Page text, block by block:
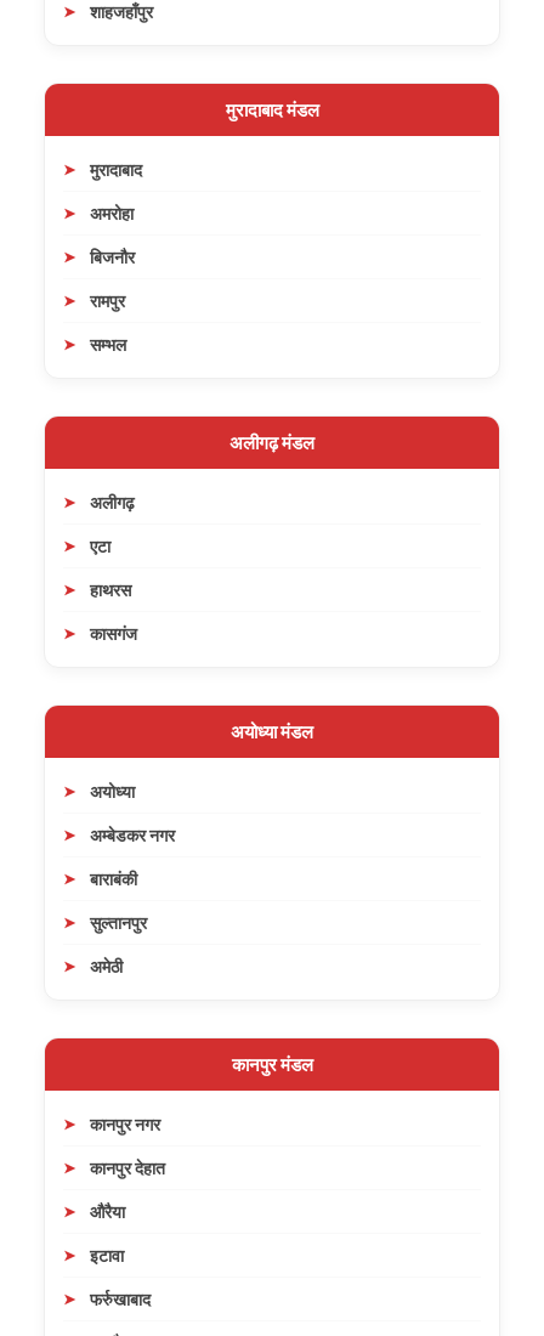
शाहजहाँपुर
मुरादाबाद मंडल
मुरादाबाद
अमरोहा
बिजनौर
रामपुर
सम्भल
अलीगढ़ मंडल
अलीगढ़
एटा
हाथरस
कासगंज
अयोध्या मंडल
अयोध्या
अम्बेडकर नगर
बाराबंकी
सुल्तानपुर
अमेठी
कानपुर मंडल
कानपुर नगर
कानपुर देहात
औरैया
इटावा
फर्रुखाबाद